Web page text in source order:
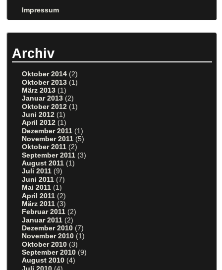
Impressum
Archiv
Oktober 2014 (2)
Oktober 2013 (1)
März 2013 (1)
Januar 2013 (2)
Oktober 2012 (1)
Juni 2012 (1)
April 2012 (1)
Dezember 2011 (1)
November 2011 (5)
Oktober 2011 (2)
September 2011 (3)
August 2011 (1)
Juli 2011 (9)
Juni 2011 (7)
Mai 2011 (1)
April 2011 (2)
März 2011 (3)
Februar 2011 (2)
Januar 2011 (2)
Dezember 2010 (7)
November 2010 (1)
Oktober 2010 (3)
September 2010 (9)
August 2010 (4)